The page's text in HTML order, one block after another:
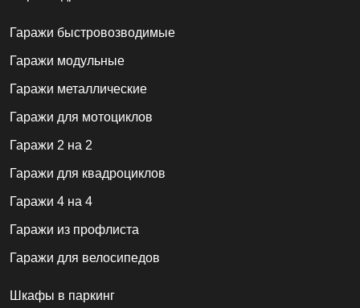
Гаражи быстровозводимые
Гаражи модульные
Гаражи металлические
Гаражи для мотоциклов
Гаражи 2 на 2
Гаражи для квадроциклов
Гаражи 4 на 4
Гаражи из профлиста
Гаражи для велосипедов
Шкафы в паркинг